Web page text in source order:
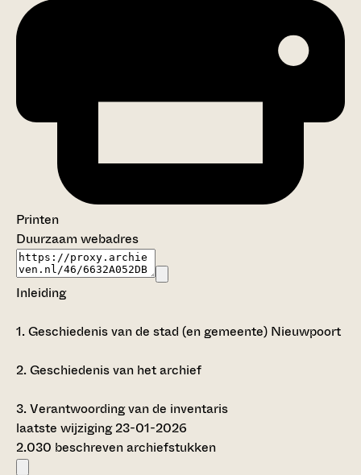
Printen
Duurzaam webadres
Inleiding
1.Geschiedenis van de stad (en gemeente) Nieuwpoort
2.Geschiedenis van het archief
3.Verantwoording van de inventaris
laatste wijziging 23-01-2026
2.030 beschreven archiefstukken